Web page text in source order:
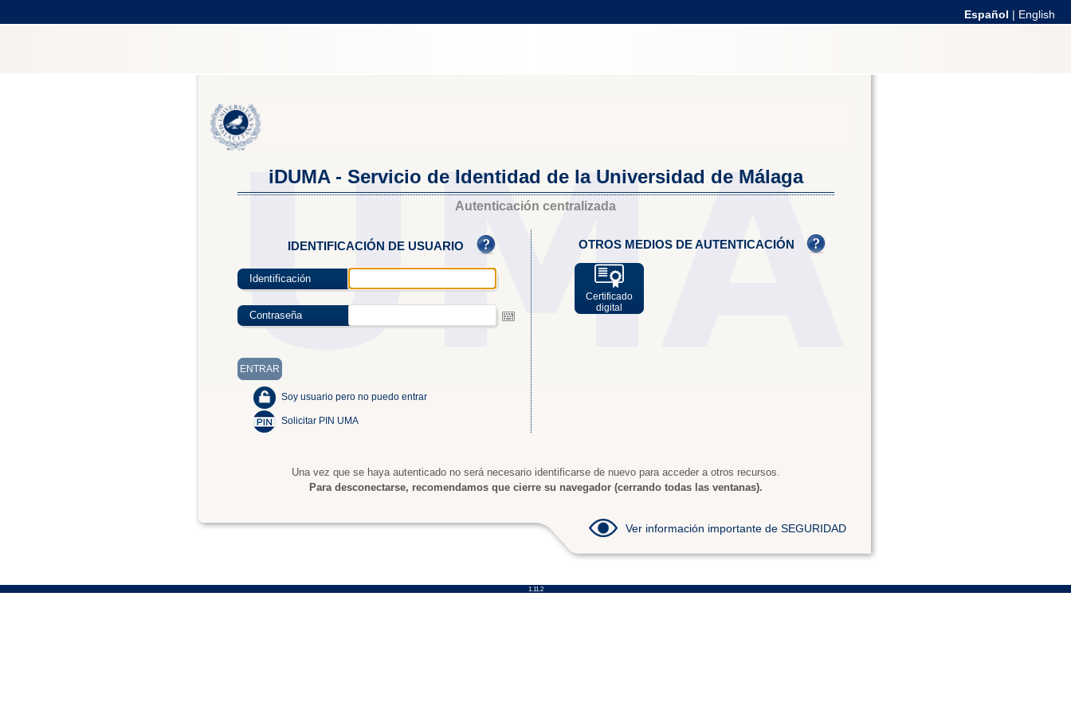
Español | English
iDUMA - Servicio de Identidad de la Universidad de Málaga
Autenticación centralizada
IDENTIFICACIÓN DE USUARIO
Identificación
Contraseña
Soy usuario pero no puedo entrar
Solicitar PIN UMA
OTROS MEDIOS DE AUTENTICACIÓN
Certificado
digital
Una vez que se haya autenticado no será necesario identificarse de nuevo para acceder a otros recursos.
Para desconectarse, recomendamos que cierre su navegador (cerrando todas las ventanas).
Ver información importante de SEGURIDAD
1.11.2